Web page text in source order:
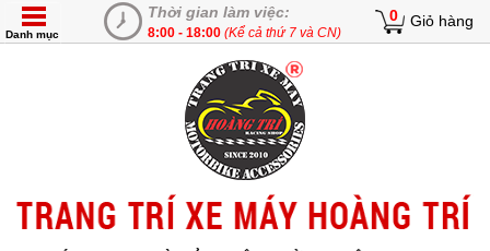
Thời gian làm việc:
8:00 - 18:00 (Kể cả thứ 7 và CN)
0 Giỏ hàng
Danh mục